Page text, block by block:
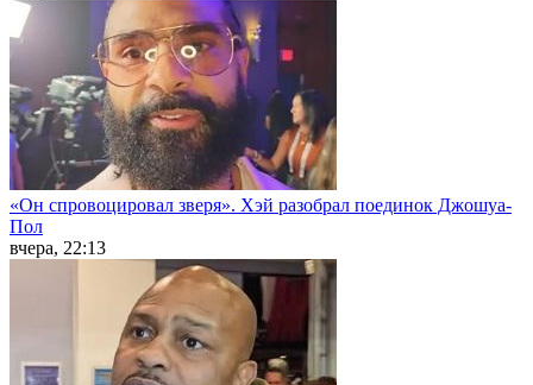
«Он спровоцировал зверя». Хэй разобрал поединок Джошуа-
Пол
вчера, 22:13